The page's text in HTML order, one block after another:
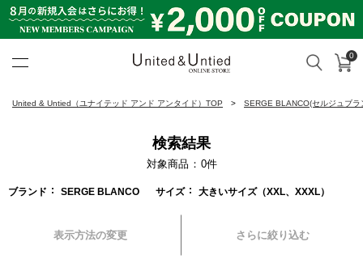
検索 カ
0
United & Untied（ユナイテッド アンド アンタイド）TOP SERGE BLANCO(セルジュブ
検索結果
対象商品 0件
ブランド SERGE BLANCO サイズ 大きいサイズ（XXL、XXXL）
表示方法の変更 さらに絞り込む